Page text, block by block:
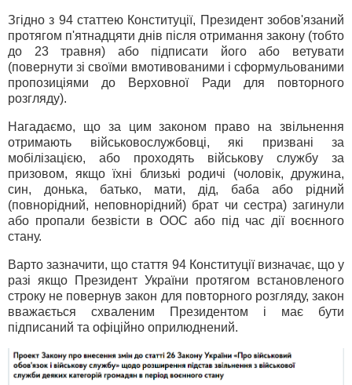
Згідно з 94 статтею Конституції, Президент зобов'язаний
протягом п'ятнадцяти днів після отримання закону (тобто
до 23 травня) або підписати його або ветувати
(повернути зі своїми вмотивованими і сформульованими
пропозиціями до Верховної Ради для повторного
розгляду).
Нагадаємо, що за цим законом право на звільнення
отримають військовослужбовці, які призвані за
мобілізацією, або проходять військову службу за
призовом, якщо їхні близькі родичі (чоловік, дружина,
син, донька, батько, мати, дід, баба або рідний
(повнорідний, неповнорідний) брат чи сестра) загинули
або пропали безвісти в ООС або під час дії воєнного
стану.
Варто зазначити, що стаття 94 Конституції визначає, що у
разі якщо Президент України протягом встановленого
строку не повернув закон для повторного розгляду, закон
вважається схваленим Президентом і має бути
підписаний та офіційно оприлюднений.